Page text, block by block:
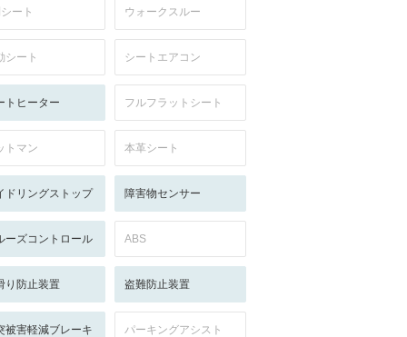
ート ウォークスルー
シート シートエアコン
トヒーター フルフラットシート
トマン 本革シート
ドリングストップ 障害物センサー
ーズコントロール ABS
り防止装置 盗難防止装置
被害軽減ブレーキ パーキングアシスト